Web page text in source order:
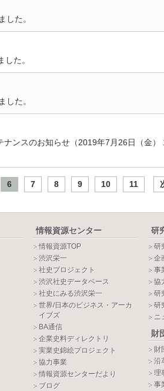
した。
た。
した。
ナンスのお知らせ（2019年7月26日（金）
6 7 8 9 10 11
情報資源センター
情報資源TOP
渋沢栄一
社史プロジェクト
渋沢社史データベース
社史にみる渋沢栄一
世界/日本のビジネス・アーカ
イブズ
BA通信
企業史料ディレクトリ
実業史錦絵プロジェクト
協力事業
情報資源センターだより
ブログ
研
研
企
事
協
研
研
ニ
財
財
沿
理
事